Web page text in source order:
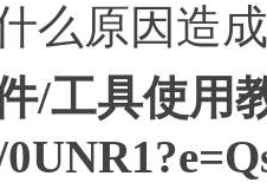
么原因造
/工具使用